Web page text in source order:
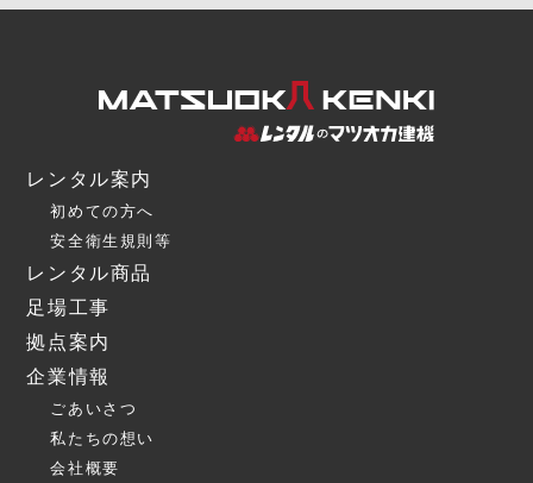
レンタル案内
初めての方へ
安全衛生規則等
レンタル商品
足場工事
拠点案内
企業情報
ごあいさつ
私たちの想い
会社概要